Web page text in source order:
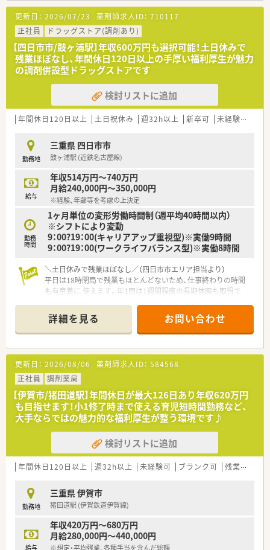
り、お車だけでなく電車での通勤にも大変便利な立地です。
■近隣の医療機関から総合科目の処方箋を1日あたり20枚から
30枚ほど応需しており、幅広い知識を偏りなく学べます。
■調剤の受付時間は平日19時までとなっており、薬剤師は常勤1
名とパート4名が在籍し常時1～2名体制で稼働します。
【募集背景と求める人物像について】
■今回は更なる体制強化と欠員補充を目的としており、調剤の経
験者はもちろんのこと未経験の方からのご応募も歓迎します。
■年齢は55歳未満の方を幅広く募集しており、これまでのご経
験を活かして地域医療に貢献したい意欲のある方を求めていま
■ブランクのある方も相談可能となっており、周囲と協力しなが
ら安心安全な調剤業務を心がけていただける方を歓迎します。
【法人特徴について】
■創業150年以上の長い歴史を持ち、北陸地域をはじめ全国に
600店舗以上を展開して今なお成長を続けている大手企業です。
■ヘルスやビューティーだけでなくライフと調剤を1店舗に集約
させた、利便性の高い店舗づくりを特長としております。
■地域になくてはならない薬局づくりを目指し、利便性と信頼性
を追求しながら健康と美と衛生において社会貢献をいたしま
す。
更新日： 2026/07/23 薬剤師求人ID： 710117
正社員
ドラッグストア(調剤あり)
【四日市市/鼓ヶ浦駅】年収600万円も選択可能！土日休みで
残業ほぼなし、年間休日120日以上の手厚い福利厚生が魅力
の調剤併設型ドラッグストアです
検討リストに追加
年間休日120日以上 土日祝休み 週32h以上 新卒可 未経験可
勤務地
三重県 四日市市
鼓ヶ浦駅 (近鉄名古屋線)
給与
年収514万円～740万円
月給240,000円～350,000円
※経験、年齢等を考慮の上決定
勤務
時間
1ヶ月単位の変形労働時間制（週平均40時間以内）
※シフトにより変動
9：00?19：00(キャリアアップ重視型)※実働9時間
9：00?19：00(ワークライフバランス型)※実働8時間
＼土日休みで残業ほぼなし／（四日市市エリア担当より）
平日は18時閉局で残業もほとんどないため、仕事終わりの時間
も有意義に 使えます。年1回は1週間程度の長期休暇も取得で
【店舗情報と応需状況について】
■近鉄名古屋線の鼓ヶ浦駅から徒歩で約5分の好立地にあるた
め、 毎日の通勤が非常にスムーズでストレスのない職場環境で
す。
■平日の月曜日から金曜日まで9時から18時の開局となってお
り、 土曜日と日曜日、祝日がしっかり休める勤務形態です。
■処方箋は近隣のクリニックから面対応で1日平均5枚から10枚
ほど応需しており、枚数が多くないため落ち着いて働けます。
【募集背景と求める人物像について】
■今回は体制強化に伴う欠員補充の募集となっており、周囲と
協力しながら業務に取り組める前向きな薬剤師の方を求めてい
ます。
■調剤の実務経験がある方はもちろん、経験の浅い未経験の方や
■年齢は55歳未満の方を幅広く募集しており、調剤薬局長など
の 経験をお持ちの先生は選考において特に優遇いたします。
【法人特徴について】
■創業150年以上の長い歴史を持ち、北陸地方を起点として 全国
に600店舗以上の調剤併設型ドラッグストアを展開しています。
詳細を見る お問い合わせ
更新日： 2026/08/06 薬剤師求人ID： 584568
正社員
調剤薬局
【伊賀市/猪田道駅】年間休日が最大126日あり年収620万円
も目指せます！小1修了時まで使える育児短時間勤務など、
大手ならではの魅力的な福利厚生が整う環境です♪
検討リストに追加
年間休日120日以上 週32h以上 未経験可 ブランク可 残業なし(ほぼなし含む)
勤務地
三重県 伊賀市
猪田道駅 (伊賀鉄道伊賀線)
給与
年収420万円～680万円
月給280,000円～440,000円
※想定・平均残業、各種手当を含んだ総額